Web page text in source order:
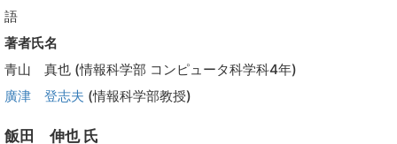
語
著者氏名
青山 真也 (情報科学部 コンピュータ科学科4年)
廣津 登志夫 (情報科学部教授)
飯田 伸也 氏